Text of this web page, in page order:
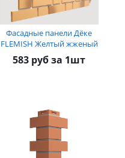
Фасадные панели Дёке
FLEMISH Желтый жженый
583 руб за 1шт